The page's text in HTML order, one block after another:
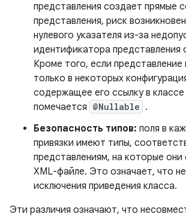
представления создает прямые
представления, риск
нулевого указателя из-за
идентификатора представления
Кроме того, если представление
только в некоторых
содержащее его ссылку в классе
помечается @Nullable .
Безопасность типов: поля в
привязки имеют типы,
представлениям, на которые они
XML-файле. Это означает, что
исключения приведения класса.
Эти различия означают, что